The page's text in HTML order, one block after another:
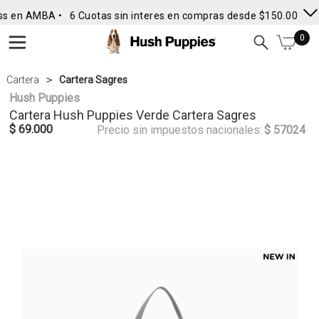
en AMBA • 6 Cuotas sin interes en compras desde $150.000 •
0
Cartera Cartera Sagres
Hush Puppies
Cartera Hush PuppiesVerde Cartera Sagres
$ 69.000 Precio sin impuestos nacionales: $ 57024